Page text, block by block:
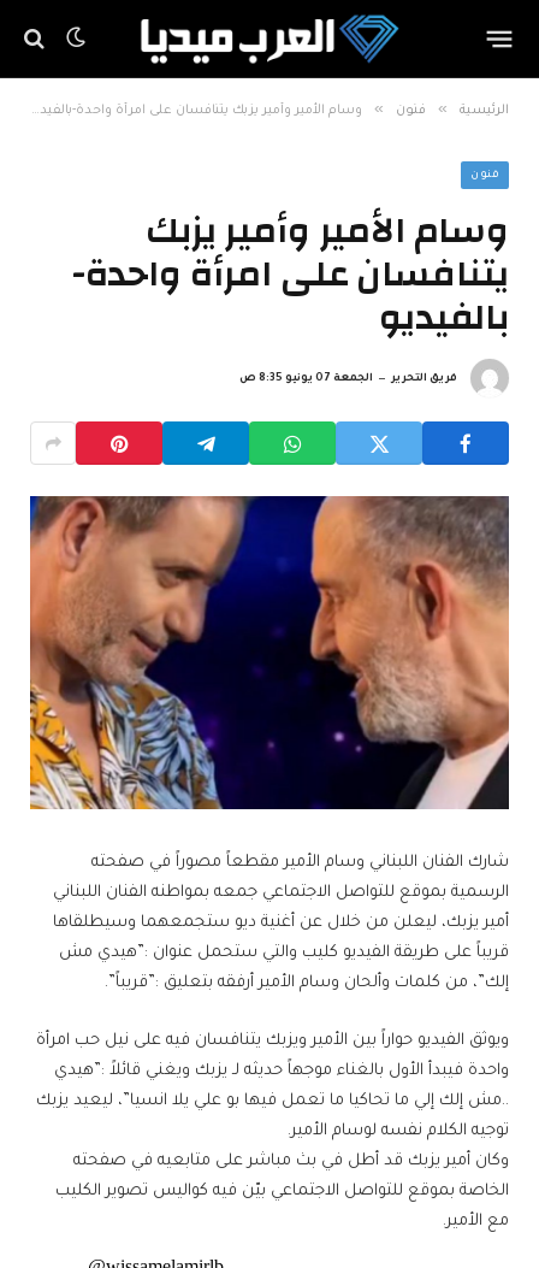
الرئيسية » فنون » وسام الأمير وأمير يزبك يتنافسان على امرأة واحدة-بالفيديو
فنون
وسام الأمير وأمير يزبك
يتنافسان على امرأة واحدة-
بالفيديو
فريق التحرير الجمعة 07 يونيو 8:35 ص
شارك الفنان اللبناني وسام الأمير مقطعاً مصوراً في صفحته
الرسمية بموقع للتواصل الاجتماعي جمعه بمواطنه الفنان اللبناني
أمير يزبك، ليعلن من خلال عن أغنية ديو ستجمعهما وسيطلقاها
قريباً على طريقة الفيديو كليب والتي ستحمل عنوان :”هيدي مش
إلك”، من كلمات وألحان وسام الأمير أرفقه بتعليق :”قريباً”.
ويوثق الفيديو حواراً بين الأمير ويزبك يتنافسان فيه على نيل حب امرأة
واحدة فيبدأ الأول بالغناء موجهاً حديثه لـ يزبك ويغني قائلاً :”هيدي
..مش إلك إلي ما تحاكيا ما تعمل فيها بو علي يلا انسيا”، ليعيد يزبك
توجيه الكلام نفسه لوسام الأمير.
وكان أمير يزبك قد أطل في بث مباشر على متابعيه في صفحته
الخاصة بموقع للتواصل الاجتماعي بيّن فيه كواليس تصوير الكليب
مع الأمير.